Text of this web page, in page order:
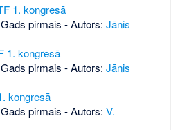
1. kongresā
pirmais - Autors: Jānis
1. kongresā
pirmais - Autors: Jānis
kongresā
pirmais - Autors: V.